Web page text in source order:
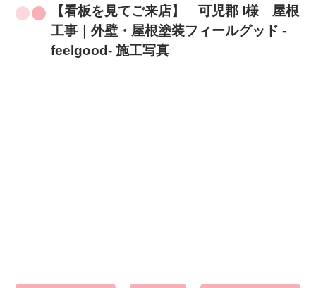
【看板を見てご来店】 可児郡 I様 屋根
工事｜外壁・屋根塗装フィールグッド -
feelgood- 施工写真